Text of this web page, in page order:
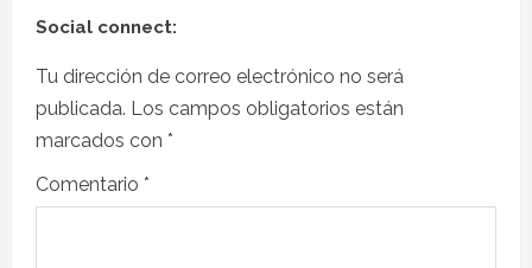
Social connect:
Tu dirección de correo electrónico no será
publicada. Los campos obligatorios están
marcados con *
Comentario *